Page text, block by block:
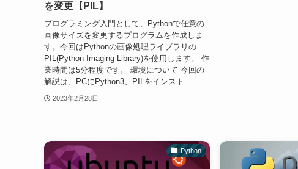
を変更【PIL】
プログラミング入門として、Pythonで任意の
画像サイズを変更するプログラムを作成しま
す。今回はPythonの画像処理ライブラリの
PIL(Python Imaging Library)を使用します。 作
業時間は5分程度です。 環境について 今回の
解説は、PCにPython3、PILをインスト...
2023年2月28日
Python